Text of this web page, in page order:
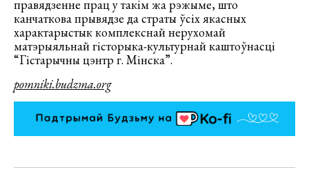
правядзенне прац у такім жа рэжыме, што
канчаткова прывядзе да страты ўсіх якасных
характарыстык комплекснай нерухомай
матэрыяльнай гісторыка-культурнай каштоўнасці
“Гістарычны цэнтр г. Мінска”.
pomniki.budzma.org